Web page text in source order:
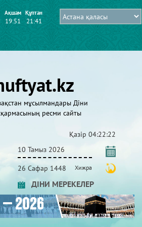
Ақшам
19:51
Құптан
21:41
мұсылмандары Діни
ресми сайты
Қазір 04:22:23
10 Тамыз 2026
26 Сафар 1448 Хижра
ДІНИ МЕРЕКЕЛЕР